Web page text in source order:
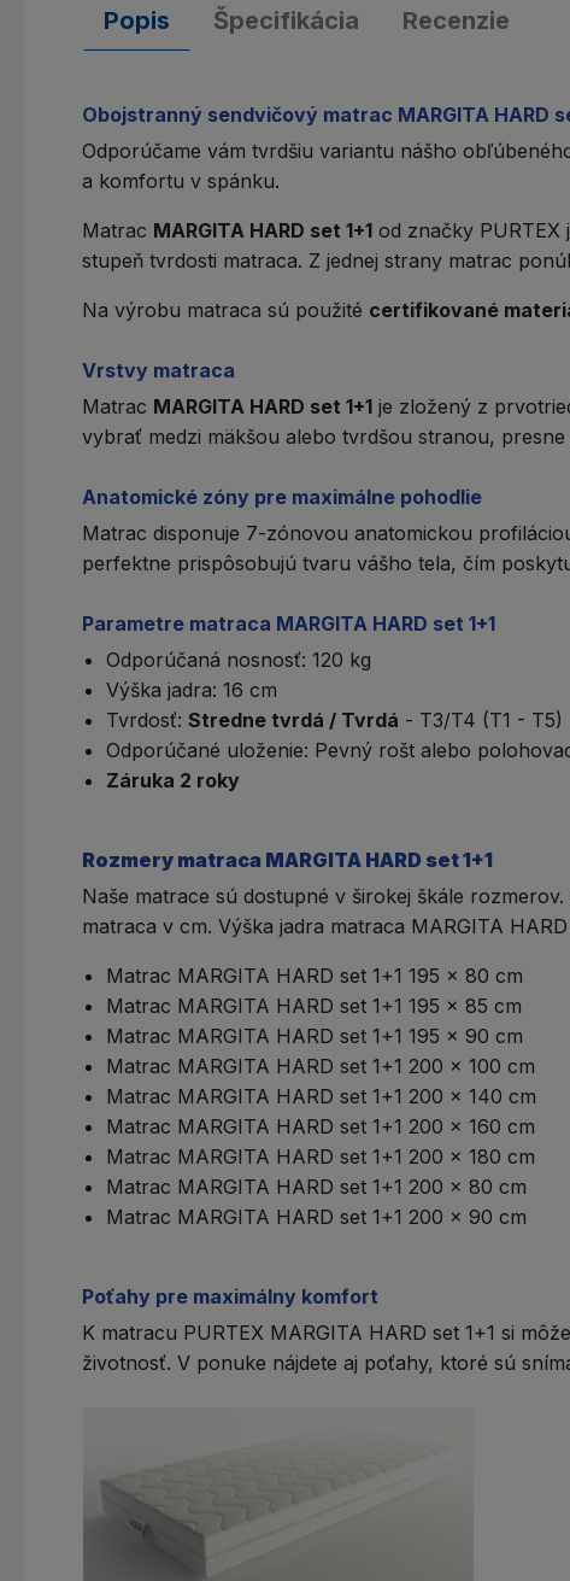
Popis Špecifikácia Recenzie
Obojstranný sendvičový matrac MARGITA HARD
Odporúčame vám tvrdšiu variantu nášho
a komfortu v spánku.
Matrac MARGITA HARD set 1+1 od značky PURTEX
stupeň tvrdosti matraca. Z jednej strany matrac
Na výrobu matraca sú použité certifikované
Vrstvy matraca
Matrac MARGITA HARD set 1+1 je zložený z
vybrať medzi mäkšou alebo tvrdšou stranou,
Anatomické zóny pre maximálne pohodlie
Matrac disponuje 7-zónovou anatomickou
perfektne prispôsobujú tvaru vášho tela, čím
Parametre matraca MARGITA HARD set 1+1
Odporúčaná nosnosť: 120 kg
Výška jadra: 16 cm
Tvrdosť: Stredne tvrdá / Tvrdá - T3/T4 (T1 - T5)
Odporúčané uloženie: Pevný rošt alebo
Záruka 2 roky
Rozmery matraca MARGITA HARD set 1+1
Naše matrace sú dostupné v širokej škále
matraca v cm. Výška jadra matraca MARGITA
Matrac MARGITA HARD set 1+1 195 x 80 cm
Matrac MARGITA HARD set 1+1 195 x 85 cm
Matrac MARGITA HARD set 1+1 195 x 90 cm
Matrac MARGITA HARD set 1+1 200 x 100 cm
Matrac MARGITA HARD set 1+1 200 x 140 cm
Matrac MARGITA HARD set 1+1 200 x 160 cm
Matrac MARGITA HARD set 1+1 200 x 180 cm
Matrac MARGITA HARD set 1+1 200 x 80 cm
Matrac MARGITA HARD set 1+1 200 x 90 cm
Poťahy pre maximálny komfort
K matracu PURTEX MARGITA HARD set 1+1 si
životnosť. V ponuke nájdete aj poťahy, ktoré sú